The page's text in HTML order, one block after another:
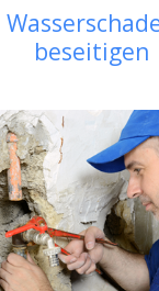
beseitigen